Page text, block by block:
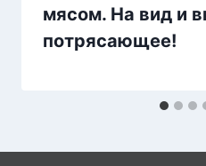
мясом. На вид и
потрясающее!